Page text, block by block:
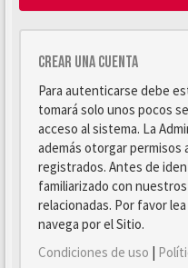
Crear una cuenta
Para autenticarse debe
tomará solo unos pocos
acceso al sistema. La
además otorgar permisos
registrados. Antes de
familiarizado con
relacionadas. Por favor
navega por el Sitio.
Condiciones de uso |